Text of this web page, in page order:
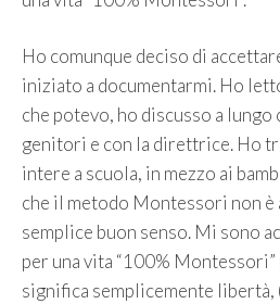
Ho comunque deciso di
iniziato a documentarmi. Ho
che potevo, ho discusso a lungo
genitori e con la direttrice. Ho
intere a scuola, in mezzo ai
che il metodo Montessori non è
semplice buon senso. Mi sono
per una vita “100%
significa semplicemente libertà,